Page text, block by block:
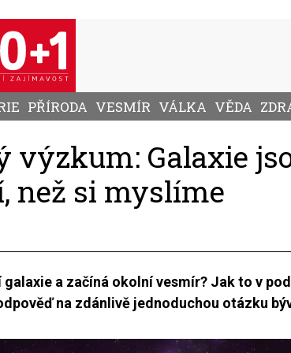
PŘÍRODA VESMÍR VÁLKA VĚDA
výzkum: Galaxie
než si myslíme
galaxie a začíná okolní vesmír? Jak to v
na zdánlivě jednoduchou otázku